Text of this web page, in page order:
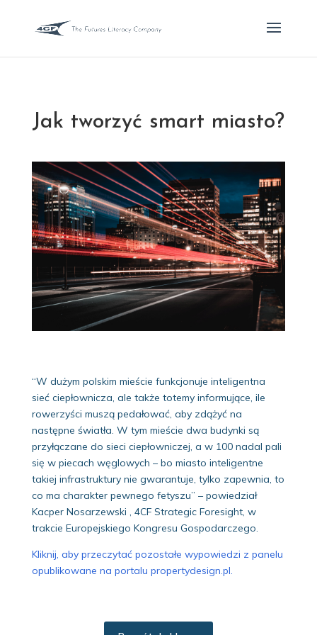
Jak tworzyć smart miasto?
“W dużym polskim mieście funkcjonuje inteligentna
sieć ciepłownicza, ale także totemy informujące, ile
rowerzyści muszą pedałować, aby zdążyć na
następne światła. W tym mieście dwa budynki są
przyłączane do sieci ciepłowniczej, a w 100 nadal pali
się w piecach węglowych – bo miasto inteligentne
takiej infrastruktury nie gwarantuje, tylko zapewnia, to
co ma charakter pewnego fetyszu” – powiedział
Kacper Nosarzewski , 4CF Strategic Foresight, w
trakcie Europejskiego Kongresu Gospodarczego.
Kliknij, aby przeczytać pozostałe wypowiedzi z panelu
opublikowane na portalu propertydesign.pl.